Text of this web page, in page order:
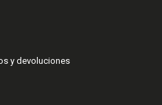
y devoluciones